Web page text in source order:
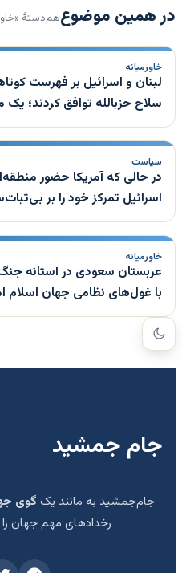
در همین موضوعهم‌دستهٔ
خاورمیانه
لبنان و اسرائیل بر فهرست
سلاح حزبالله توافق کردند؛
سیاست
در حالی که آمریکا حضور
اسرائیل تمرکز خود را بر
خاورمیانه
عربستان سعودی در آستانه جنگ
با غول‌های نظامی جهان اسلام
جام جمشید
جام‌جمشید به مانند یک گوی
رخدادهای مهم جهان